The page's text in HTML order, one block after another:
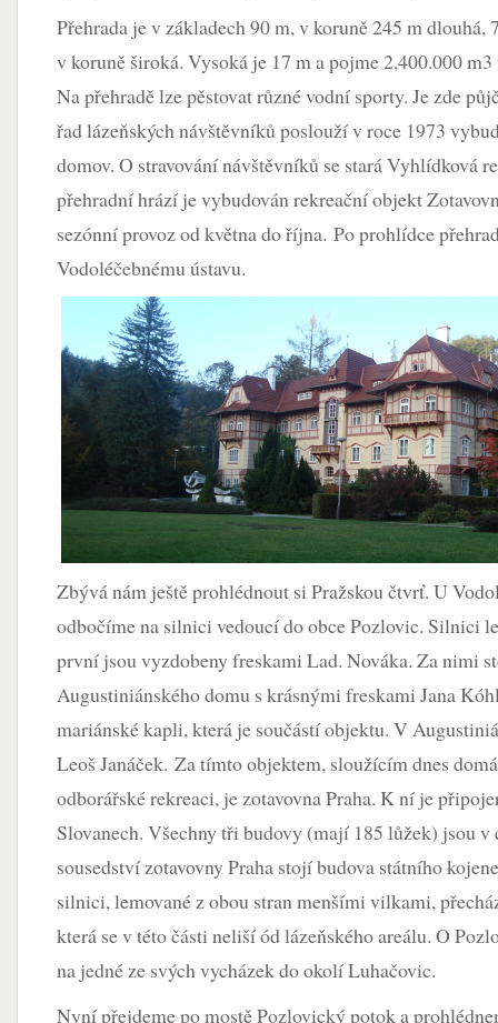
Přehrada je v základech 90 m, v koruně 245 m dlouhá,
v koruně široká. Vysoká je 17 m a pojme 2,400.000 m3
Na přehradě lze pěstovat různé vodní sporty. Je zde
řad lázeňských návštěvníků poslouží v roce 1973
domov. O stravování návštěvníků se stará Vyhlídková
přehradní hrází je vybudován rekreační objekt
sezónní provoz od května do října. Po prohlídce
Vodoléčebnému ústavu.
Zbývá nám ještě prohlédnout si Pražskou čtvrť. U
odbočíme na silnici vedoucí do obce Pozlovic. Silnici
první jsou vyzdobeny freskami Lad. Nováka. Za nimi
Augustiniánského domu s krásnými freskami Jana
mariánské kapli, která je součástí objektu. V
Leoš Janáček. Za tímto objektem, sloužícím dnes
odborářské rekreaci, je zotavovna Praha. K ní je
Slovanech. Všechny tři budovy (mají 185 lůžek) jsou
sousedství zotavovny Praha stojí budova státního
silnici, lemované z obou stran menšími vilkami,
která se v této části neliší ód lázeňského areálu. O
na jedné ze svých vycházek do okolí Luhačovic.
Nyní přejdeme po mostě Pozlovický potok a